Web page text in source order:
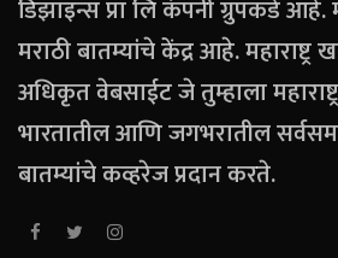
डिझाइन्स प्रा लि कंपनी ग्रुपकडे आहे.
मराठी बातम्यांचे केंद्र आहे.
अधिकृत वेबसाईट जे तुम्हाला
भारतातील आणि जगभरातील
बातम्यांचे कव्हरेज प्रदान करते.